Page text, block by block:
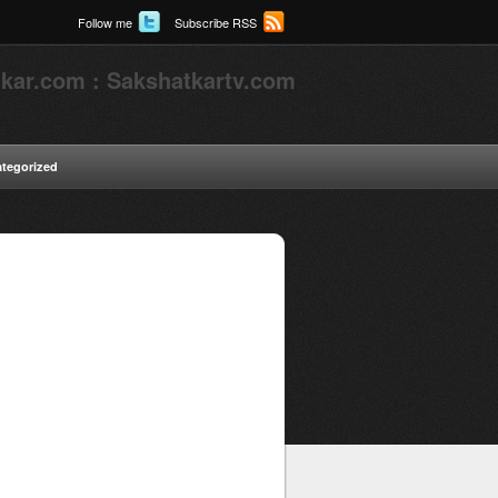
Follow me Subscribe RSS
: Sakshatkartv.com